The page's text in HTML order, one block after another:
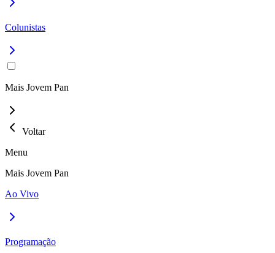
Colunistas
Mais Jovem Pan
Voltar
Menu
Mais Jovem Pan
Ao Vivo
Programação